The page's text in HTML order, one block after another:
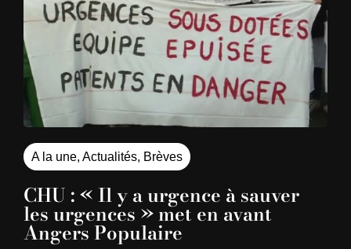
A la une, Actualités, Brèves
CHU : « Il y a urgence à sauver
les urgences » met en avant
Angers Populaire